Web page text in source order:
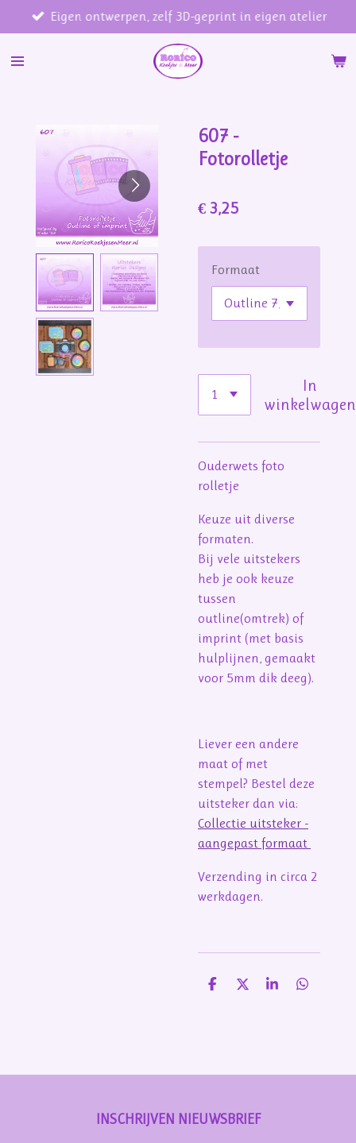
direct
naar
Eigen ontwerpen, zelf 3D-geprint in eigen atelier
607 -
Fotorolletje
€ 3,25
Formaat
In
winkelwagen
Ouderwets foto
rolletje
Keuze uit diverse
formaten.
Bij vele uitstekers
heb je ook keuze
tussen
outline(omtrek) of
imprint (met basis
hulplijnen, gemaakt
voor 5mm dik deeg).
Liever een andere
maat of met
stempel? Bestel deze
uitsteker dan via:
Collectie uitsteker -
aangepast formaat
Verzending in circa 2
werkdagen.
D
D
S
D
INSCHRIJVEN NIEUWSBRIEF